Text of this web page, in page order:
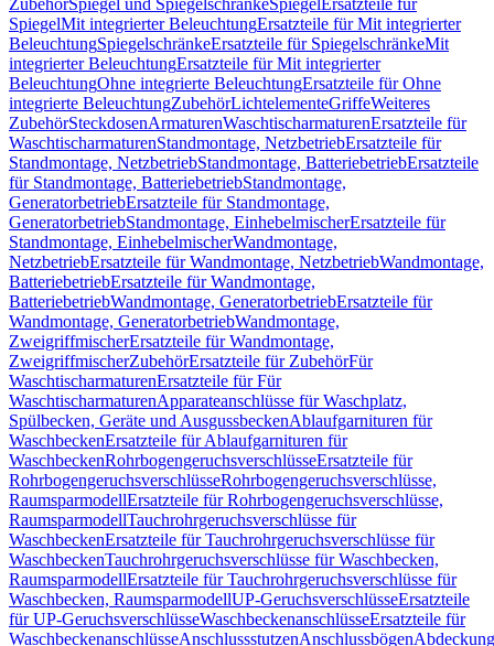
ZubehörSpiegel und SpiegelschränkeSpiegel Ersatzteile für
SpiegelMit integrierter BeleuchtungErsatzteile für Mit integrierter
BeleuchtungSpiegelschränkeErsatzteile für SpiegelschränkeMit
integrierter BeleuchtungErsatzteile für Mit integrierter
BeleuchtungOhne integrierte BeleuchtungErsatzteile für Ohne
integrierte BeleuchtungZubehörLichtelementeGriffeWeiteres
ZubehörSteckdosenArmaturenWaschtischarmaturenErsatzteile für
WaschtischarmaturenStandmontage, NetzbetriebErsatzteile für
Standmontage, NetzbetriebStandmontage, BatteriebetriebErsatzteile
für Standmontage, BatteriebetriebStandmontage,
GeneratorbetriebErsatzteile für Standmontage,
GeneratorbetriebStandmontage, EinhebelmischerErsatzteile für
Standmontage, EinhebelmischerWandmontage,
NetzbetriebErsatzteile für Wandmontage, NetzbetriebWandmontage,
BatteriebetriebErsatzteile für Wandmontage,
BatteriebetriebWandmontage, GeneratorbetriebErsatzteile für
Wandmontage, GeneratorbetriebWandmontage,
ZweigriffmischerErsatzteile für Wandmontage,
ZweigriffmischerZubehörErsatzteile für ZubehörFür
WaschtischarmaturenErsatzteile für Für
WaschtischarmaturenApparateanschlüsse für Waschplatz,
Spülbecken, Geräte und AusgussbeckenAblaufgarnituren für
WaschbeckenErsatzteile für Ablaufgarnituren für
WaschbeckenRohrbogengeruchsverschlüsseErsatzteile für
RohrbogengeruchsverschlüsseRohrbogengeruchsverschlüsse,
RaumsparmodellErsatzteile für Rohrbogengeruchsverschlüsse,
RaumsparmodellTauchrohrgeruchsverschlüsse für
WaschbeckenErsatzteile für Tauchrohrgeruchsverschlüsse für
WaschbeckenTauchrohrgeruchsverschlüsse für Waschbecken,
RaumsparmodellErsatzteile für Tauchrohrgeruchsverschlüsse für
Waschbecken, RaumsparmodellUP-GeruchsverschlüsseErsatzteile
für UP-GeruchsverschlüsseWaschbeckenanschlüsseErsatzteile für
WaschbeckenanschlüsseAnschlussstutzenAnschlussbögen